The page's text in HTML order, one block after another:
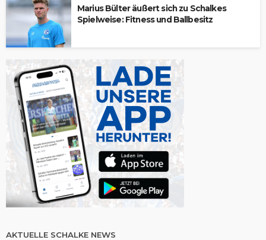
Marius Bülter äußert sich zu Schalkes
Spielweise: Fitness und Ballbesitz
AKTUELLE SCHALKE NEWS